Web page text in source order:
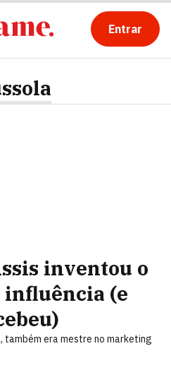
Entrar
inventou o
(e
era mestre no marketing